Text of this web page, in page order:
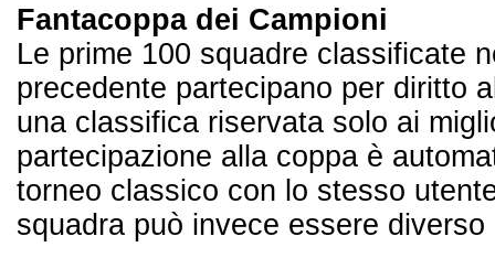
Fantacoppa dei Campioni
Le prime 100 squadre classificate
precedente partecipano per diritto
una classifica riservata solo ai
partecipazione alla coppa è
torneo classico con lo stesso
squadra può invece essere diverso